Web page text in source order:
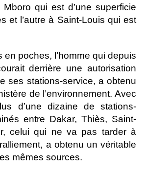
Mboro qui est d’une superficie
et l’autre à Saint-Louis qui est
en poches, l’homme qui depuis
derrière une autorisation
ses stations-service, a obtenu
de l’environnement. Avec
d’une dizaine de stations-
entre Dakar, Thiès, Saint-
celui qui ne va pas tarder à
a obtenu un véritable
mêmes sources.